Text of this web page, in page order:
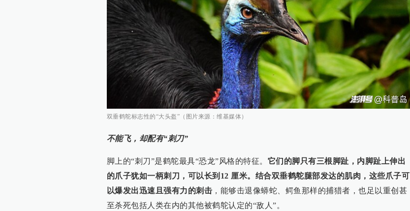
双垂鹤鸵标志性的“大头盔”（图片来源：维基媒体）
不能飞，却配有“刺刀”
脚上的“刺刀”是鹤鸵最具“恐龙”风格的特征。 它们的脚只有三根脚趾，内脚趾上伸出
的爪子犹如一柄刺刀，可以长到12 厘米。结合双垂鹤鸵腿部发达的肌肉，这些爪子可
以爆发出迅速且强有力的刺击 ，能够击退像蟒蛇、鳄鱼那样的捕猎者，也足以重创甚
至杀死包括人类在内的其他被鹤鸵认定的“敌人”。